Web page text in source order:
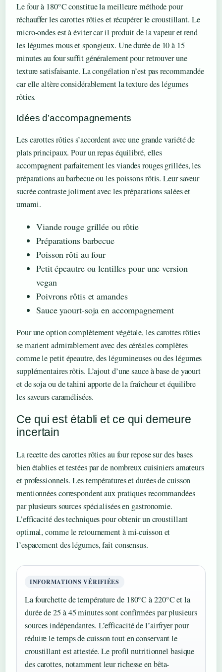
Le four à 180°C constitue la meilleure méthode pour
réchauffer les carottes rôties et récupérer le croustillant. Le
micro-ondes est à éviter car il produit de la vapeur et rend
les légumes mous et spongieux. Une durée de 10 à 15
minutes au four suffit généralement pour retrouver une
texture satisfaisante. La congélation n’est pas recommandée
car elle altère considérablement la texture des légumes
rôties.
Idées d’accompagnements
Les carottes rôties s’accordent avec une grande variété de
plats principaux. Pour un repas équilibré, elles
accompagnent parfaitement les viandes rouges grillées, les
préparations au barbecue ou les poissons rôtis. Leur saveur
sucrée contraste joliment avec les préparations salées et
umami.
Viande rouge grillée ou rôtie
Préparations barbecue
Poisson rôti au four
Petit épeautre ou lentilles pour une version
vegan
Poivrons rôtis et amandes
Sauce yaourt-soja en accompagnement
Pour une option complètement végétale, les carottes rôties
se marient admirablement avec des céréales complètes
comme le petit épeautre, des légumineuses ou des légumes
supplémentaires rôtis. L’ajout d’une sauce à base de yaourt
et de soja ou de tahini apporte de la fraîcheur et équilibre
les saveurs caramélisées.
Ce qui est établi et ce qui demeure
incertain
La recette des carottes rôties au four repose sur des bases
bien établies et testées par de nombreux cuisiniers amateurs
et professionnels. Les températures et durées de cuisson
mentionnées correspondent aux pratiques recommandées
par plusieurs sources spécialisées en gastronomie.
L’efficacité des techniques pour obtenir un croustillant
optimal, comme le retournement à mi-cuisson et
l’espacement des légumes, fait consensus.
INFORMATIONS VÉRIFIÉES
La fourchette de température de 180°C à 220°C et la
durée de 25 à 45 minutes sont confirmées par plusieurs
sources indépendantes. L’efficacité de l’airfryer pour
réduire le temps de cuisson tout en conservant le
croustillant est attestée. Le profil nutritionnel basique
des carottes, notamment leur richesse en bêta-